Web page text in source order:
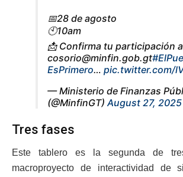
📅28 de agosto
🕙10am
📩 Confirma tu participación a
cosorio@minfin.gob.gt
EsPrimero… pic.twitter.com/
— Ministerio de Finanzas
(@MinfinGT) August 27, 2025
Tres fases
Este tablero es la segunda de
macroproyecto de interactividad de